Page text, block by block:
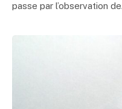
passe par l’observation